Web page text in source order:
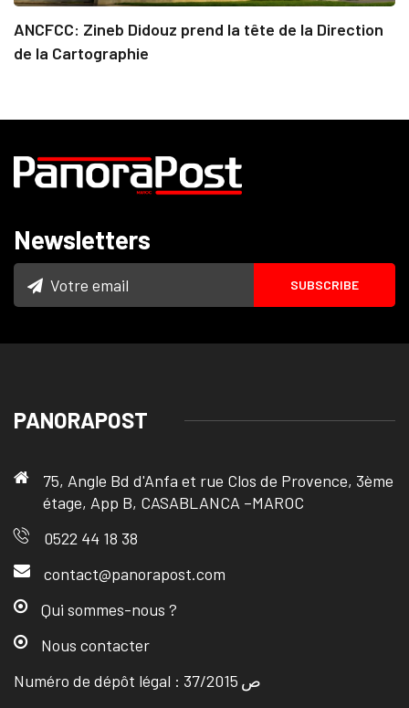
ANCFCC: Zineb Didouz prend la tête de la Direction
de la Cartographie
Newsletters
PANORAPOST
75, Angle Bd d'Anfa et rue Clos de Provence, 3ème
étage, App B, CASABLANCA –MAROC
0522 44 18 38
contact@panorapost.com
Qui sommes-nous ?
Nous contacter
Numéro de dépôt légal : ص 37/2015